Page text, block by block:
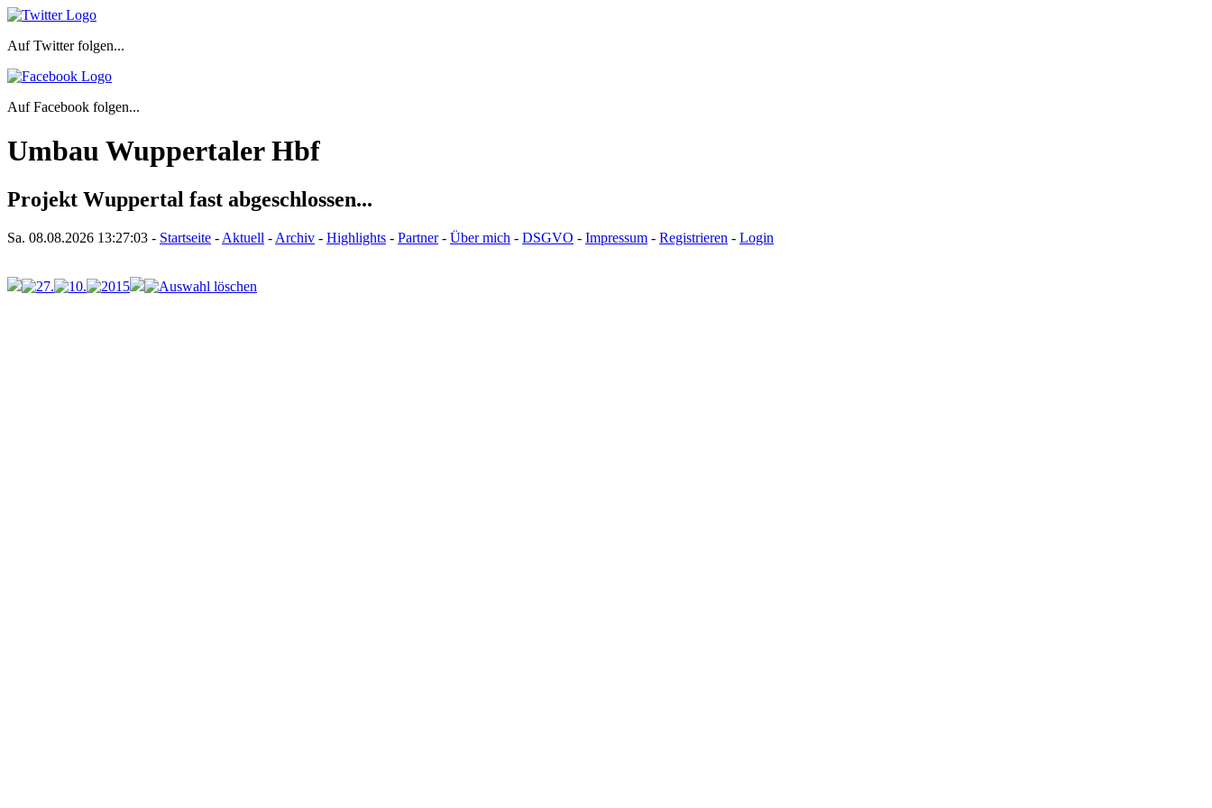
Auf Twitter folgen...
Auf Facebook folgen...
Umbau Wuppertaler Hbf
Projekt Wuppertal fast abgeschlossen...
Sa. 08.08.2026 13:27:03 - Startseite - Aktuell - Archiv - Highlights - Partner- Über mich - DSGVO - Impressum - Registrieren - Login